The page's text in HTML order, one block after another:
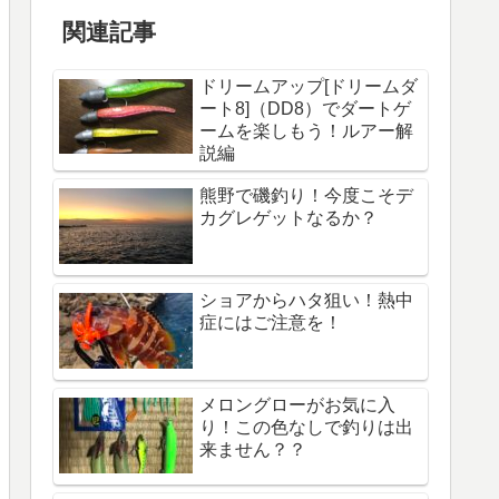
関連記事
ドリームアップ[ドリームダ
ート8]（DD8）でダートゲ
ームを楽しもう！ルアー解
説編
熊野で磯釣り！今度こそデ
カグレゲットなるか？
ショアからハタ狙い！熱中
症にはご注意を！
メロングローがお気に入
り！この色なしで釣りは出
来ません？？